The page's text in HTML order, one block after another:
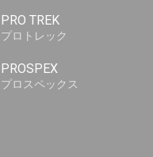
PRO TREK
プロトレック
PROSPEX
プロスペックス